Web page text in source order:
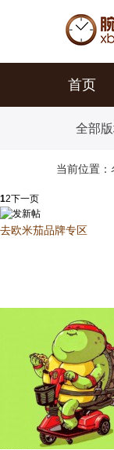
首页
全部
当前位置：
12下一页
去欧米茄品牌专区